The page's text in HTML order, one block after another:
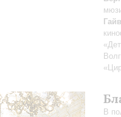
В